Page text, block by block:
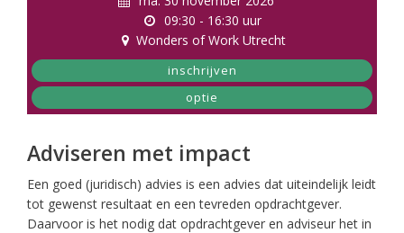
09:30 - 16:30 uur
Wonders of Work Utrecht
inschrijven
optie
Adviseren met impact
Een goed (juridisch) advies is een advies dat uiteindelijk leidt
tot gewenst resultaat en een tevreden opdrachtgever.
Daarvoor is het nodig dat opdrachtgever en adviseur het in